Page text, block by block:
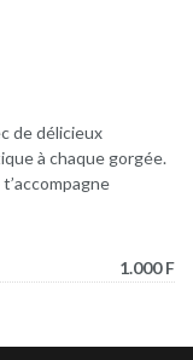
de délicieux
à chaque gorgée.
1.000 F